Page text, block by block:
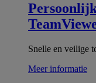
Snelle en veilige
Meer informatie